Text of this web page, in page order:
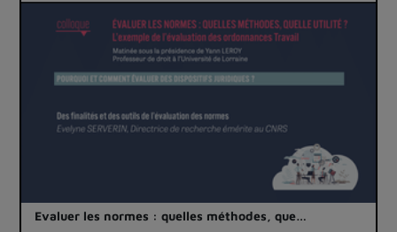
Evaluer les normes : quelles méthodes, que…